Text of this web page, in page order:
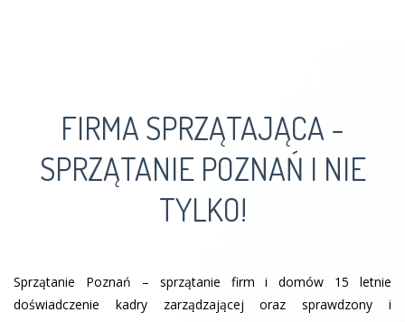
FIRMA SPRZĄTAJĄCA -
SPRZĄTANIE POZNAŃ I NIE
TYLKO!
Sprzątanie Poznań – sprzątanie firm i domów 15 letnie
doświadczenie kadry zarządzającej oraz sprawdzony i